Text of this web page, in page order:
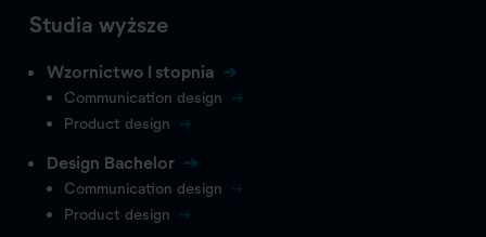
Studia wyższe
Wzornictwo I stopnia
Communication design
Product design
Design Bachelor
Communication design
Product design